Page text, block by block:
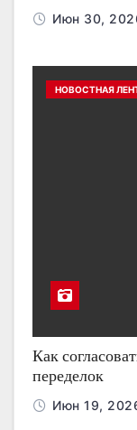
Июн 30,
НОВОСТНАЯ
Как
переделок
Июн 19,